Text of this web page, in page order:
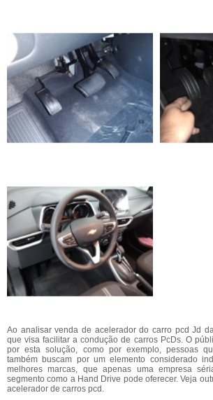
Ao analisar venda de acelerador do carro pcd Jd
que visa facilitar a condução de carros PcDs. O
por esta solução, como por exemplo, pessoas
também buscam por um elemento considerado
melhores marcas, que apenas uma empresa
segmento como a Hand Drive pode oferecer. Veja
acelerador de carros pcd.